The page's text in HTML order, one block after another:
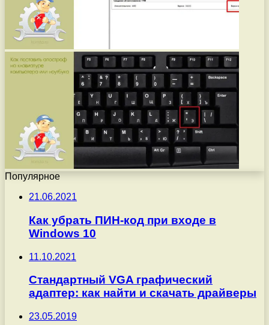
Популярное
21.06.2021
Как убрать ПИН-код при входе в
Windows 10
11.10.2021
Стандартный VGA графический
адаптер: как найти и скачать драйверы
23.05.2019